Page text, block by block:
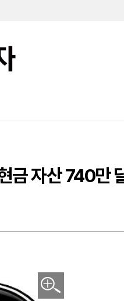
금 자산 740만